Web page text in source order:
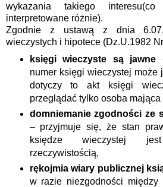
wykazania takiego
interpretowane różnie).
Zgodnie z ustawą z dnia
wieczystych i hipotece (Dz.U.1982
księgi wieczyste są jawne
numer księgi wieczystej może
dotyczy to akt księgi
przeglądać tylko osoba mająca
domniemanie zgodności ze
– przyjmuje się, że stan
księdze wieczystej
rzeczywistością,
rękojmia wiary publicznej
w razie niezgodności między